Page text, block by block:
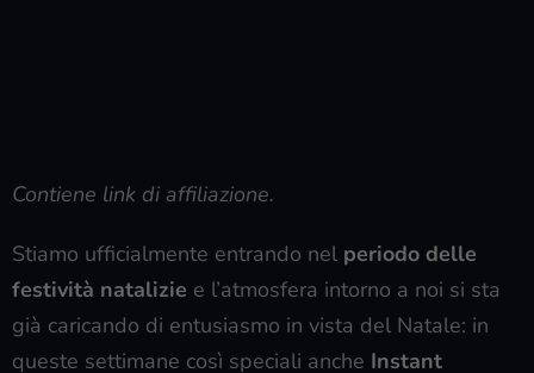
Contiene link di affiliazione.
Stiamo ufficialmente entrando nel periodo delle
festività natalizie e l’atmosfera intorno a noi si sta
già caricando di entusiasmo in vista del Natale: in
queste settimane così speciali anche Instant